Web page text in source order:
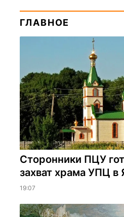
ГЛАВНОЕ
Сторонники ПЦУ
захват храма УПЦ в
19:07